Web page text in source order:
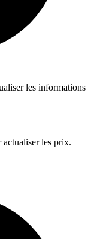
les informations
les prix.